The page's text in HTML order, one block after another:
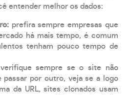
entender melhor os dados:
prefira sempre empresas que
há mais tempo, é comum
tenham pouco tempo de
verifique sempre se o site não
passar por outro, veja se a logo
da URL, sites clonados usam